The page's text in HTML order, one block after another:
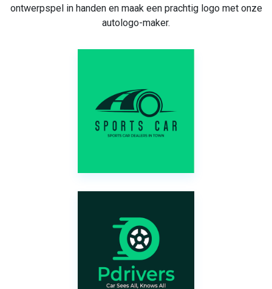
ontwerpspel in handen en maak een prachtig logo met onze
autologo-maker.